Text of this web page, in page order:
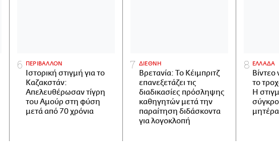
ΠΕΡΙΒΑΛΛΟΝ
Ιστορική στιγμή για το
Καζακστάν:
Απελευθέρωσαν τίγρη
του Αμούρ στη φύση
μετά από 70 χρόνια
ΔΙΕΘΝΗ
Βρετανία: Το Κέιμπριτζ
επανεξετάζει τις
διαδικασίες πρόσληψης
καθηγητών μετά την
παραίτηση διδάσκοντα
για λογοκλοπή
ΕΛΛΑΔΑ
το
Η
μητέρα